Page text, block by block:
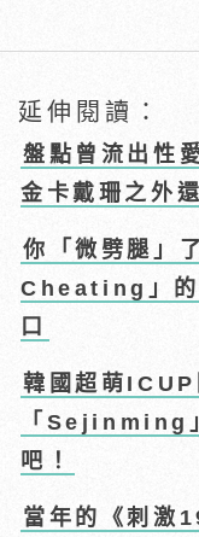
延伸閱讀：
盤點曾流出性
金卡戴珊之外
你「微劈腿」
Cheating」的
口
韓國超萌ICUP
「Sejinming
吧！
當年的《刺激